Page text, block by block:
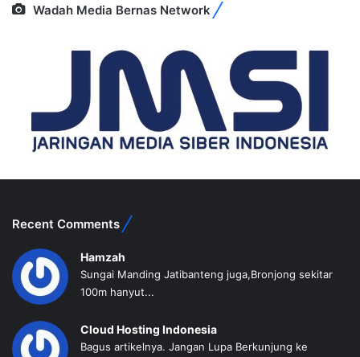
Wadah Media Bernas Network
Recent Comments
Hamzah
Sungai Manding Jatibanteng juga,Bronjong sekitar
100m hanyut...
Cloud Hosting Indonesia
Bagus artikelnya. Jangan Lupa Berkunjung ke